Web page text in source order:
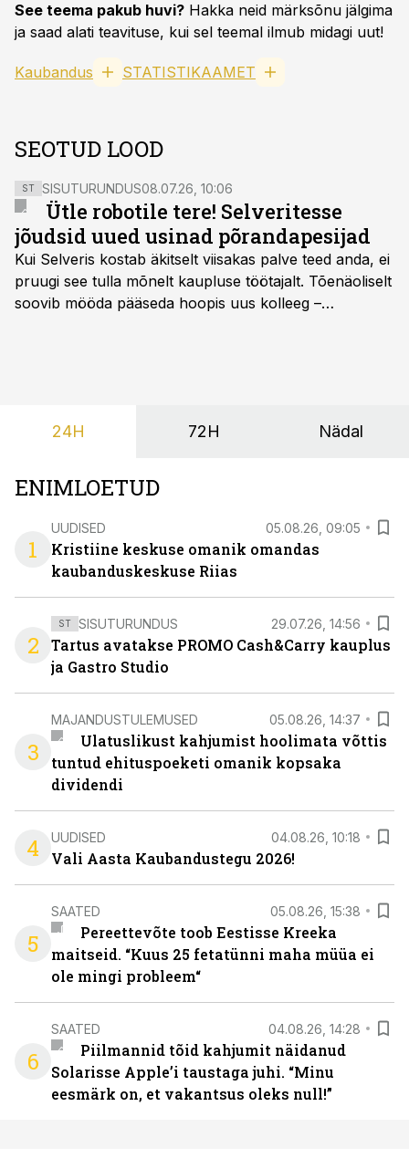
See teema pakub huvi? Hakka neid märksõnu jälgima
ja saad alati teavituse, kui sel teemal ilmub midagi uut!
Kaubandus STATISTIKAAMET
SEOTUD LOOD
ST SISUTURUNDUS08.07.26, 10:06
Ütle robotile tere! Selveritesse
jõudsid uued usinad põrandapesijad
Kui Selveris kostab äkitselt viisakas palve teed anda, ei
pruugi see tulla mõnelt kaupluse töötajalt. Tõenäoliselt
soovib mööda pääseda hoopis uus kolleeg –
24H 72H Nädal
ENIMLOETUD
1
UUDISED 05.08.26, 09:05
Kristiine keskuse omanik omandas
kaubanduskeskuse Riias
2
ST SISUTURUNDUS 29.07.26, 14:56
Tartus avatakse PROMO Cash&Carry kauplus
ja Gastro Studio
3
MAJANDUSTULEMUSED 05.08.26, 14:37
Ulatuslikust kahjumist hoolimata võttis
tuntud ehituspoeketi omanik kopsaka
dividendi
4 UUDISED 04.08.26, 10:18
Vali Aasta Kaubandustegu 2026!
5
SAATED 05.08.26, 15:38
Pereettevõte toob Eestisse Kreeka
maitseid. “Kuus 25 fetatünni maha müüa ei
ole mingi probleem“
6
SAATED 04.08.26, 14:28
Piilmannid tõid kahjumit näidanud
Solarisse Apple’i taustaga juhi. “Minu
eesmärk on, et vakantsus oleks null!”